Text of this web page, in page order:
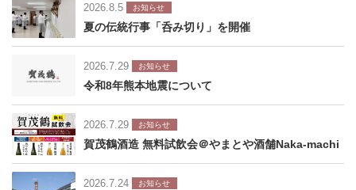
2026.8.5 お知らせ
夏の伝統行事「呑み切り」を開催
2026.7.29 お知らせ
令和8年熊本地震について
2026.7.29 お知らせ
賀茂鶴酒造 無料試飲会＠やまとや酒舗Naka-machi
2026.7.24 お知らせ